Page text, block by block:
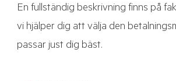
En fullständig beskrivning finns på
vi hjälper dig att välja den
passar just dig bäst.